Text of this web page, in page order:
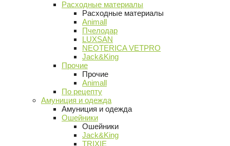
Расходные материалы
Расходные материалы
Animall
Пчелодар
LUXSAN
NEOTERICA VETPRO
Jack&King
Прочие
Прочие
Animall
По рецепту
Амуниция и одежда
Амуниция и одежда
Ошейники
Ошейники
Jack&King
TRIXIE